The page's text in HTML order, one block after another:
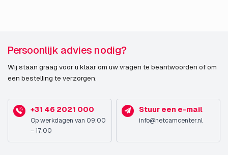
Persoonlijk advies nodig?
Wij staan graag voor u klaar om uw vragen te beantwoorden of om
een bestelling te verzorgen.
+31 46 2021 000
Op werkdagen van 09:00
– 17:00
Stuur een e-mail
info@netcamcenter.nl